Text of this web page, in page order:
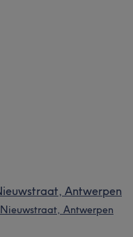
Antwerpen
Antwerpen